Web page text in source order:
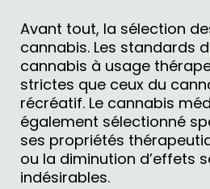
Avant tout, la sélection
cannabis. Les standards
cannabis à usage
strictes que ceux du
récréatif. Le cannabis
également sélectionné
ses propriétés
ou la diminution d’effets
indésirables.